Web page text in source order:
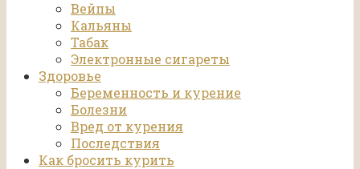
Вейпы
Кальяны
Табак
Электронные сигареты
Здоровье
Беременность и курение
Болезни
Вред от курения
Последствия
Как бросить курить